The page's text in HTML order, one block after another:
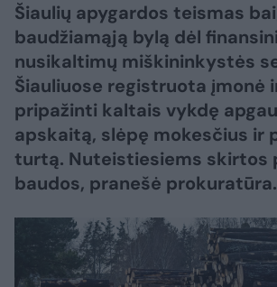
Šiaulių apygardos teismas
baudžiamąją bylą dėl
nusikaltimų miškininkystės
Šiauliuose registruota įmonė
pripažinti kaltais vykdę
apskaitą, slėpę mokesčius ir
turtą. Nuteistiesiems skirtos
baudos, pranešė prokuratūra.